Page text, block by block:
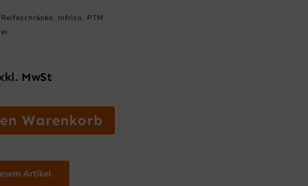
, Infrico , PTM
MwSt
Warenkorb
Artikel